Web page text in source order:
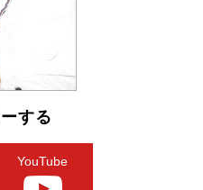
する
YouTube